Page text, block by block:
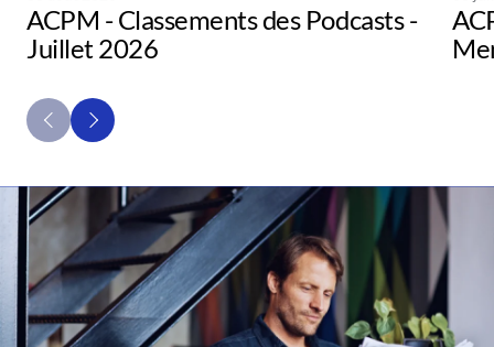
ACPM - Classements des Podcasts -
Juillet 2026